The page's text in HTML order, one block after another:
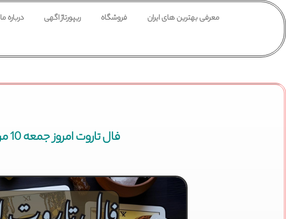
معرفی بهترین های ایران فروشگاه ریپورتاژ اگهی درباره ما
فال تاروت امروز جمعه 10 مرداد 1404